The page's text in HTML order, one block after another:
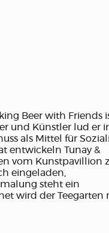
Beer with Friends
und Künstler lud er
als Mittel für
entwickeln Tunay &
vom Kunstpavillion
eingeladen,
steht ein
wird der Teegarten